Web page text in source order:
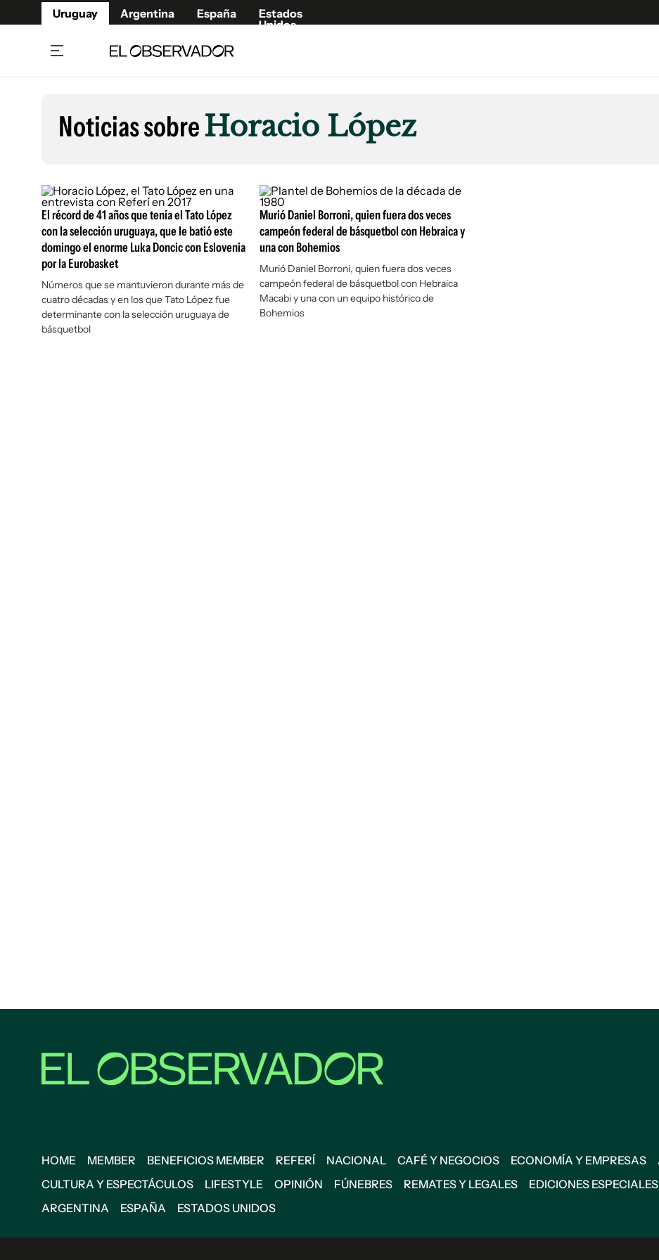
Uruguay Argentina España
Estados
Unidos
Beneficios Member
Café y Negocios
Economía y Empresas
Agro
Brand Studio
Mundo
Cultura y Espectáculos
Fúnebres
Publicaciones
Newsletters
Argentina
Estados Unidos
Noticias sobreHoracio López
El récord de 41 años que tenía el Tato López
con la selección uruguaya, que le batió este
domingo el enorme Luka Doncic con Eslovenia
por la Eurobasket
Números que se mantuvieron durante más de
cuatro décadas y en los que Tato López fue
determinante con la selección uruguaya de
básquetbol
Murió Daniel Borroni, quien fuera dos veces
campeón federal de básquetbol con Hebraica y
una con Bohemios
Murió Daniel Borroni, quien fuera dos veces
campeón federal de básquetbol con Hebraica
Macabi y una con un equipo histórico de
Bohemios
HOME MEMBER BENEFICIOS MEMBER REFERÍ NACIONAL CAFÉ Y NEGOCIOS ECONOMÍA Y EMPRESAS
CULTURA Y ESPECTÁCULOS
LIFESTYLE OPINIÓN FÚNEBRES REMATES Y LEGALES EDICIONES ESPECIALES
ARGENTINA
ESPAÑA ESTADOS UNIDOS